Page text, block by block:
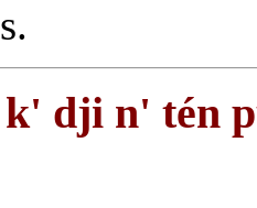
k' dji n' tén